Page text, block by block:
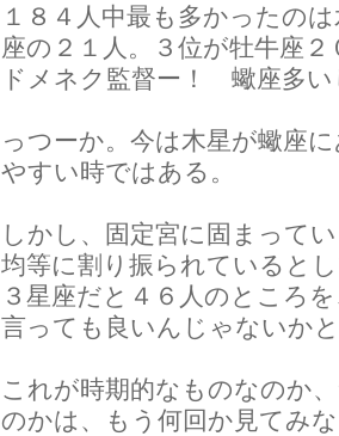
１８４人中最も多かったの
座の２１人。３位が牡牛座２
ドメネク監督ー！ 蠍座多
っつーか。今は木星が蠍座
やすい時ではある。
しかし、固定宮に固まって
均等に割り振られていると
３星座だと４６人のところ
言っても良いんじゃないか
これが時期的なものなのか
のかは、もう何回か見てみ